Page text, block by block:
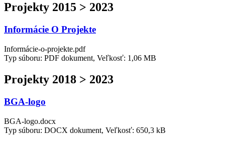
Projekty 2015 > 2023
Informácie O Projekte
Informácie-o-projekte.pdf
Typ súboru: PDF dokument, Veľkosť: 1,06 MB
Projekty 2018 > 2023
BGA-logo
BGA-logo.docx
Typ súboru: DOCX dokument, Veľkosť: 650,3 kB